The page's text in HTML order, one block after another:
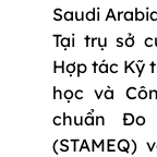
Saudi
Tại trụ sở
Hợp tác Kỹ
học và
chuẩn Đo
(STAMEQ)